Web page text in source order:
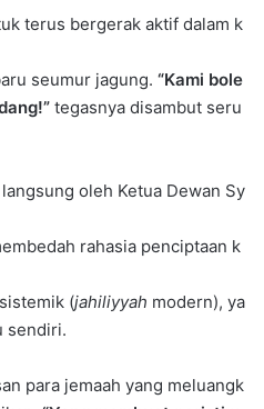
terus bergerak aktif dalam k
seumur jagung. “Kami bole
tegasnya disambut seru
oleh Ketua Dewan Sy
rahasia penciptaan k
(jahiliyyah modern), ya
sendiri.
para jemaah yang meluangk